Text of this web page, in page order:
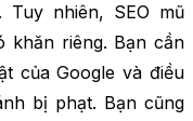
nhiên, SEO mũ
khăn riêng. Bạn cần
của Google và điều
bị phạt. Bạn cũng